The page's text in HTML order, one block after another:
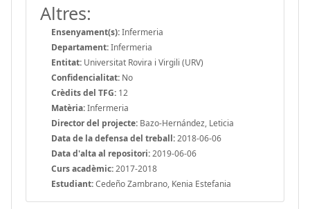
Altres:
Ensenyament(s):Infermeria
Departament:Infermeria
Entitat: Universitat Rovira i Virgili (URV)
Confidencialitat: No
Crèdits del TFG: 12
Matèria:Infermeria
Director del projecte: Bazo-Hernández, Leticia
Data de la defensa del treball:2018-06-06
Data d'alta al repositori:2019-06-06
Curs acadèmic:2017-2018
Estudiant:Cedeño Zambrano, Kenia Estefania